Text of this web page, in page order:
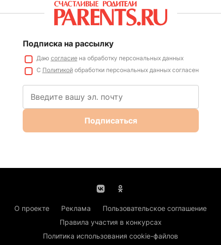
Подписка на рассылку
Даю согласиена обработку персональных данных
С Политикойобработки персональных данных согласен
Подписаться
О проекте Реклама
Пользовательское соглашение
Правила участия в конкурсах
Политика использования cookie-файлов